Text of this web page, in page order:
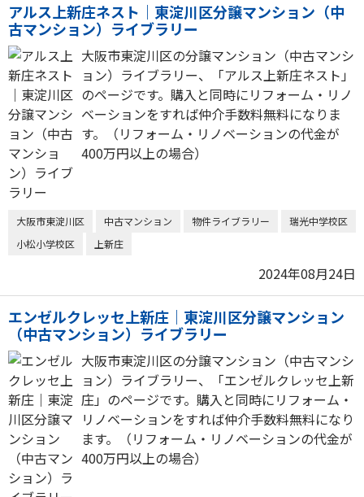
アルス上新庄ネスト｜東淀川区分譲マンション（中
古マンション）ライブラリー
大阪市東淀川区の分譲マンション（中古マンシ
ョン）ライブラリー、「アルス上新庄ネスト」
のページです。購入と同時にリフォーム・リノ
ベーションをすれば仲介手数料無料になりま
す。（リフォーム・リノベーションの代金が
400万円以上の場合）
大阪市東淀川区 中古マンション 物件ライブラリー
瑞光中学校区
小松小学校区
上新庄
2024年08月24日
エンゼルクレッセ上新庄｜東淀川区分譲マンション
（中古マンション）ライブラリー
大阪市東淀川区の分譲マンション（中古マンシ
ョン）ライブラリー、「エンゼルクレッセ上新
庄」のページです。購入と同時にリフォーム・
リノベーションをすれば仲介手数料無料になり
ます。（リフォーム・リノベーションの代金が
400万円以上の場合）